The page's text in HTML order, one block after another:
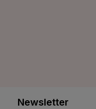
Newsletter